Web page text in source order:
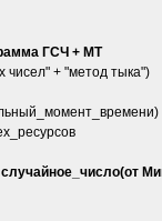
ГСЧ + МТ
чисел" + "метод тыка")
случайное_число(от